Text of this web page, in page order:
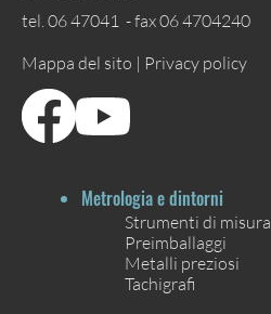
tel. 06 47041 - fax 06 4704240
Mappa del sito | Privacy policy
Metrologia e dintorni
Strumenti di misura
Preimballaggi
Metalli preziosi
Tachigrafi